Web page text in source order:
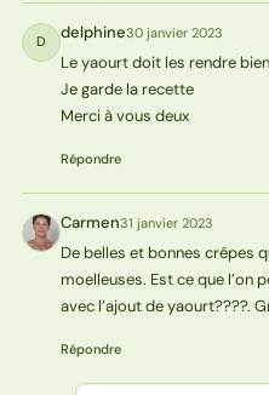
D delphine30 janvier 2023
Le yaourt doit les rendre
Je garde la recette
Merci à vous deux
Répondre
C Carmen31 janvier 2023
De belles et bonnes crêpes
moelleuses. Est ce que l’on
avec l’ajout de yaourt????.
Répondre